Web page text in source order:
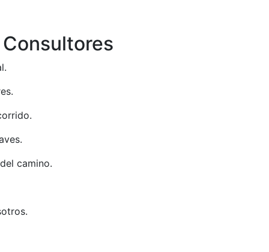
camino.